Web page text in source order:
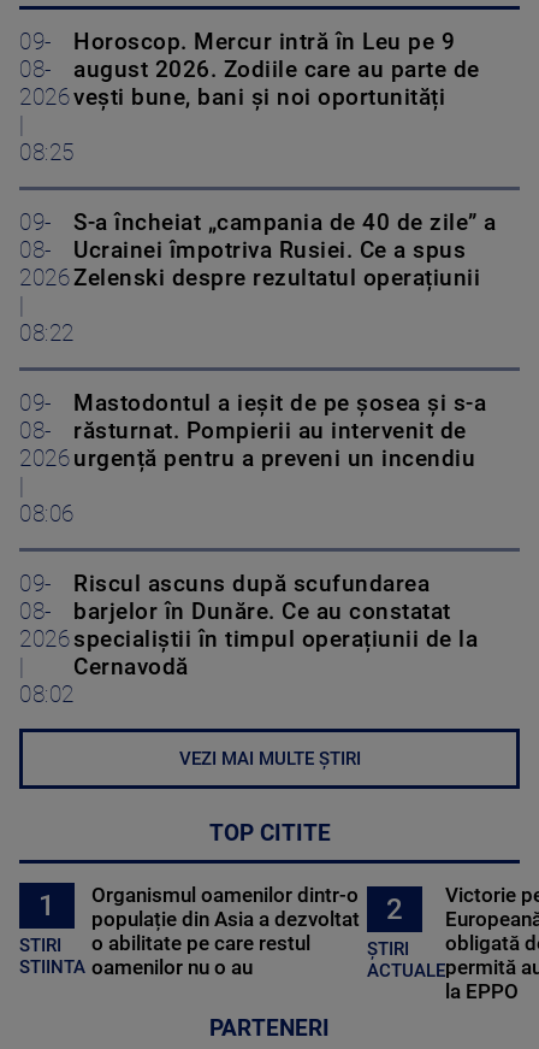
09-
08-
2026
08:25
Horoscop. Mercur intră în Leu pe 9
august 2026. Zodiile care au parte de
vești bune, bani și noi oportunități
09-
08-
2026
08:22
S-a încheiat „campania de 40 de zile” a
Ucrainei împotriva Rusiei. Ce a spus
Zelenski despre rezultatul operațiunii
09-
08-
2026
08:06
Mastodontul a ieșit de pe șosea și s-a
răsturnat. Pompierii au intervenit de
urgență pentru a preveni un incendiu
09-
08-
2026
08:02
Riscul ascuns după scufundarea
barjelor în Dunăre. Ce au constatat
specialiștii în timpul operațiunii de la
Cernavodă
VEZI MAI MULTE ȘTIRI
TOP CITITE
1
STIRI
STIINTA
Organismul oamenilor dintr-o
populație din Asia a dezvoltat
o abilitate pe care restul
oamenilor nu o au
2
ȘTIRI
ACTUALE
Victorie
obligată
permită
la EPPO
PARTENERI